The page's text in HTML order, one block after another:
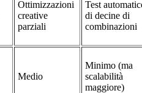
Ottimizzazioni
creative
parziali
Test
di decine di
combinazioni
Medio
Minimo (ma
scalabilità
maggiore)